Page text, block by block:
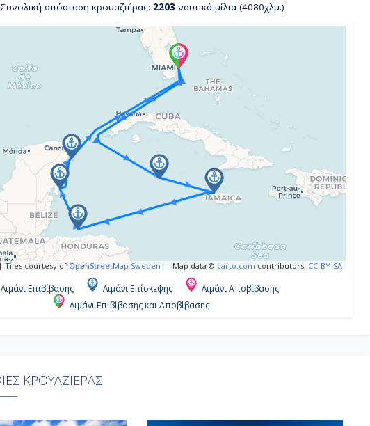
Συνολική απόσταση κρουαζιέρας: 2203 ναυτικά μίλια (4080χλμ.)
|Tiles courtesy ofOpenStreetMap Sweden — Map data © carto.com contributors, CC-BY-SA
Λιμάνι Επιβίβασης Λιμάνι Επίσκεψης
Λιμάνι Αποβίβασης
Λιμάνι Επιβίβασης και Αποβίβασης
ΚΡΟΥΑΖΙΕΡΑΣ